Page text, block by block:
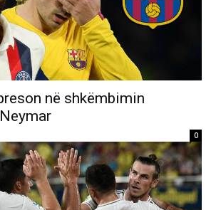
në shkëmbimin
0